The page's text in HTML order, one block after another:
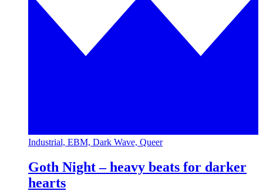
Industrial, EBM, Dark Wave, Queer
Goth Night – heavy beats for darker
hearts